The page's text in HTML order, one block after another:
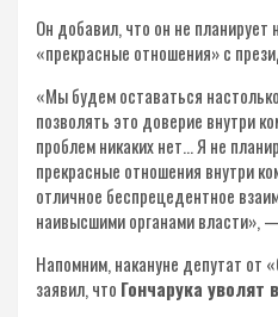
Он добавил, что он не планирует
«прекрасные отношения» с
«Мы будем оставаться
позволять это доверие внутри
проблем никаких нет… Я не
прекрасные отношения внутри
отличное беспрецедентное
наивысшими органами власти»,
Напомним, накануне депутат от
заявил, что Гончарука